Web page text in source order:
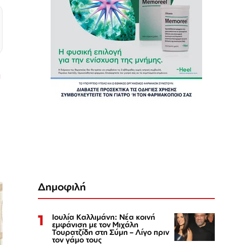
Δημοφιλή
1 Ιουλία Καλλιμάνη: Νέα κοινή
εμφάνιση με τον Μιχάλη
Τουρατζίδη στη Σύμη – Λίγο πριν
τον γάμο τους